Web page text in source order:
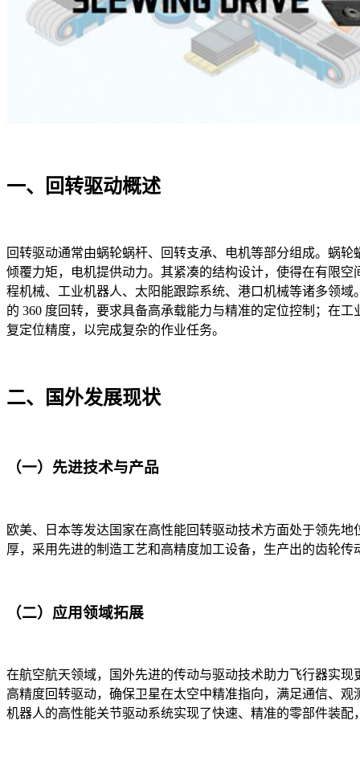
一、回转驱动概述​
回转驱动通常由蜗轮蜗杆、回转支承、电机等部分组成。蜗
倾覆力矩，电机提供动力。其紧凑的结构设计，使得在有限
程机械、工业机器人、太阳能跟踪系统、港口机械等诸多领
的 360 度回转，要求具备高承载能力与精准的定位控制；在
复定位精度，以完成复杂的作业任务。​
二、国外发展现状​
（一）先进技术与产品​
欧美、日本等发达国家在高性能回转驱动技术方面处于领先
厚，采用先进的制造工艺和高精度加工设备，生产出的齿轮
（二）应用领域拓展​
在航空航天领域，国外先进的传动与驱动技术助力飞行器实
高精度回转驱动，确保卫星在太空中精准指向，满足通信、
机器人的高性能关节驱动系统实现了快速、精准的零部件装配